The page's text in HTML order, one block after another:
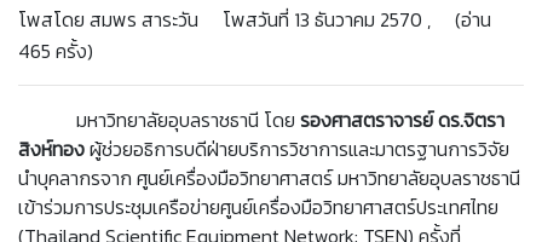
โพสโดย สมพร สาระวัน โพสวันที่ 13 ธันวาคม 2570 , (อ่าน
465 ครั้ง)
มหาวิทยาลัยอุบลราชธานี โดย รองศาสตราจารย์ ดร.จิตรา
สิงห์ทองผู้ช่วยอธิการบดีฝ่ายบริการวิชาการและมาตรฐานการวิจัย
นำบุคลากรจาก ศูนย์เครื่องมือวิทยาศาสตร์ มหาวิทยาลัยอุบลราชธานี
เข้าร่วมการประชุมเครือข่ายศูนย์เครื่องมือวิทยาศาสตร์ประเทศไทย